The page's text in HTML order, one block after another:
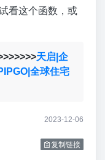
看这个函数，或
天启|企
全球住宅
2023-12-06
复制链接